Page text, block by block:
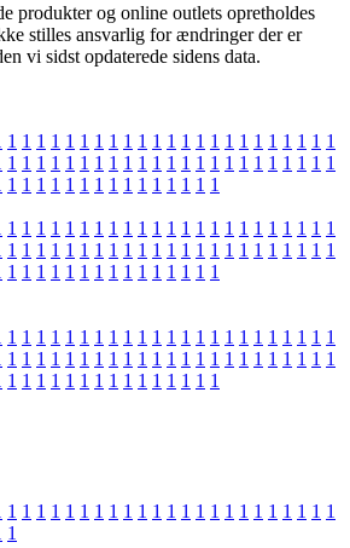
produkter og online outlets opretholdes
stilles ansvarlig for ændringer der er
vi sidst opdaterede sidens data.
1 1 1 1 1 1 1 1 1 1 1 1 1 1 1 1 1 1 1 1 1 1 1
1 1 1 1 1 1 1 1 1 1 1 1 1 1 1 1 1 1 1 1 1 1 1
1 1 1 1 1 1 1 1 1 1 1 1 1 1 1
1 1 1 1 1 1 1 1 1 1 1 1 1 1 1 1 1 1 1 1 1 1 1
1 1 1 1 1 1 1 1 1 1 1 1 1 1 1 1 1 1 1 1 1 1 1
1 1 1 1 1 1 1 1 1 1 1 1 1 1 1
1 1 1 1 1 1 1 1 1 1 1 1 1 1 1 1 1 1 1 1 1 1 1
1 1 1 1 1 1 1 1 1 1 1 1 1 1 1 1 1 1 1 1 1 1 1
1 1 1 1 1 1 1 1 1 1 1 1 1 1 1
1 1 1 1 1 1 1 1 1 1 1 1 1 1 1 1 1 1 1 1 1 1 1
1